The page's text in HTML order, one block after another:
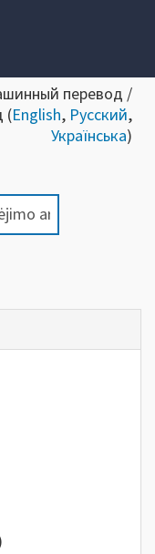
перевод /
(English, Русский,
Українська)